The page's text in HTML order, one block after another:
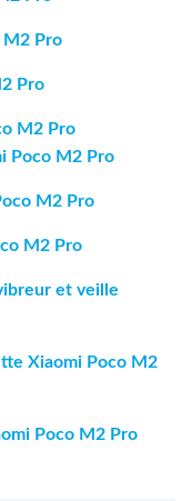
M2 Pro
Pro
M2 Pro
Poco M2 Pro
M2 Pro
M2 Pro
et veille
Xiaomi Poco M2
Poco M2 Pro